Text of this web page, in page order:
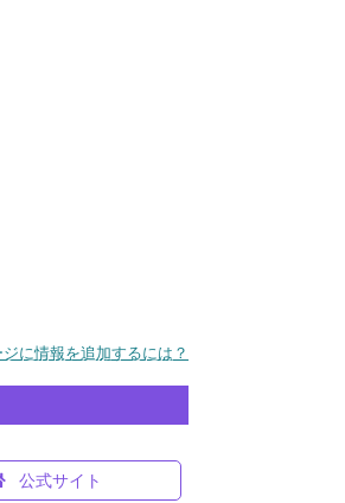
ジに情報を追加するには？
公式サイト